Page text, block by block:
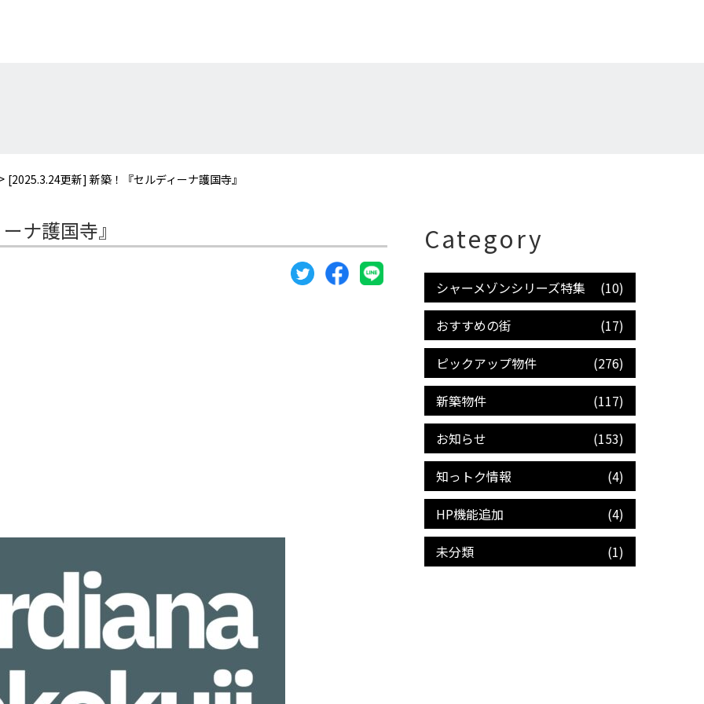
[2025.3.24更新] 新築！『セルディーナ護国寺』
ナ護国寺』 Category
シャーメゾンシリーズ特集
(10)
おすすめの街
(17)
ピックアップ物件
(276)
新築物件
(117)
お知らせ
(153)
知っトク情報
(4)
HP機能追加
(4)
未分類
(1)